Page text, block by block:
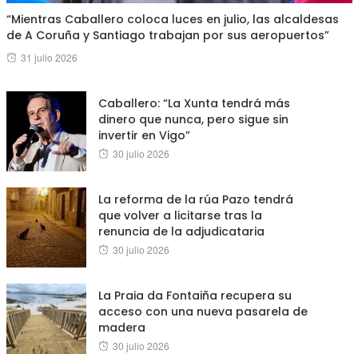
“Mientras Caballero coloca luces en julio, las alcaldesas
de A Coruña y Santiago trabajan por sus aeropuertos”
Posted
31 julio 2026
Caballero: “La Xunta tendrá más
dinero que nunca, pero sigue sin
invertir en Vigo”
Posted
30 julio 2026
La reforma de la rúa Pazo tendrá
que volver a licitarse tras la
renuncia de la adjudicataria
Posted
30 julio 2026
La Praia da Fontaiña recupera su
acceso con una nueva pasarela de
madera
Posted
30 julio 2026